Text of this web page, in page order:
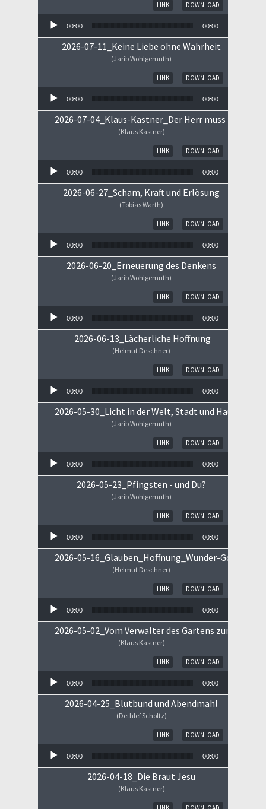
DOWNLOAD
LINK
00:00 00:00
2026-07-11_Keine Liebe ohne Wahrheit
(Jarib Wohlgemuth)
DOWNLOAD
LINK
00:00 00:00
2026-07-04_Klaus-Kastner_Der Herr muss im
(Klaus Kastner)
DOWNLOAD
LINK
00:00 00:00
2026-06-27_Scham, Kraft und Erlösung
(Tobias Warth)
DOWNLOAD
LINK
00:00 00:00
2026-06-20_Erneuerung des Denkens
(Jarib Wohlgemuth)
DOWNLOAD
LINK
00:00 00:00
2026-06-13_Lächerliche Hoffnung
(Helmut Deschner)
DOWNLOAD
LINK
00:00 00:00
2026-05-30_Licht in der Welt, Stadt und Haus
(Jarib Wohlgemuth)
DOWNLOAD
LINK
00:00 00:00
2026-05-23_Pfingsten - und Du?
(Jarib Wohlgemuth)
DOWNLOAD
LINK
00:00 00:00
2026-05-16_Glauben_Hoffnung_Wunder-
(Helmut Deschner)
DOWNLOAD
LINK
00:00 00:00
2026-05-02_Vom Verwalter des Gartens zum
(Klaus Kastner)
DOWNLOAD
LINK
00:00 00:00
2026-04-25_Blutbund und Abendmahl
(Dethlef Scholtz)
DOWNLOAD
LINK
00:00 00:00
2026-04-18_Die Braut Jesu
(Klaus Kastner)